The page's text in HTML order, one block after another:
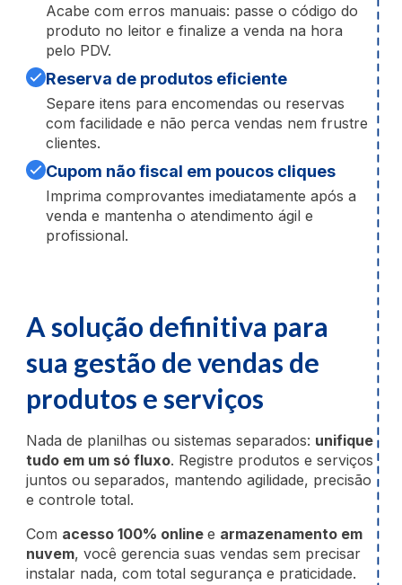
Acabe com erros manuais: passe o código do
produto no leitor e finalize a venda na hora
pelo PDV.
Reserva de produtos eficiente
Separe itens para encomendas ou reservas
com facilidade e não perca vendas nem frustre
clientes.
Cupom não fiscal em poucos cliques
Imprima comprovantes imediatamente após a
venda e mantenha o atendimento ágil e
profissional.
A solução definitiva para
sua gestão de vendas de
produtos e serviços
Nada de planilhas ou sistemas separados: unifique
tudo em um só fluxo. Registre produtos e serviços
juntos ou separados, mantendo agilidade, precisão
e controle total.
Com acesso 100% onlinee armazenamento em
nuvem, você gerencia suas vendas sem precisar
instalar nada, com total segurança e praticidade.